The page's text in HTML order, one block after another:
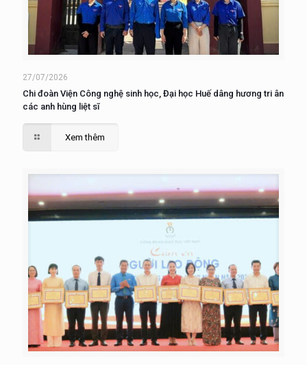
27/07/2026
Chi đoàn Viện Công nghệ sinh học, Đại học Huế dâng hương tri ân
các anh hùng liệt sĩ
Xem thêm